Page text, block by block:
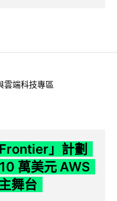
雲端科技專區
」計劃
萬美元 AWS
舞台